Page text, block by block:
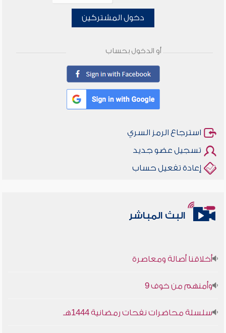
دخول المشتركين
أو الدخول بحساب
استرجاع الرمز السري
تسجيل عضو جديد
إعادة تفعيل حساب
البث المباشر
أخلاقنا أصالة ومعاصرة
وأمنهم من خوف 9
سلسلة محاضرات نفحات رمضانية 1444هـ